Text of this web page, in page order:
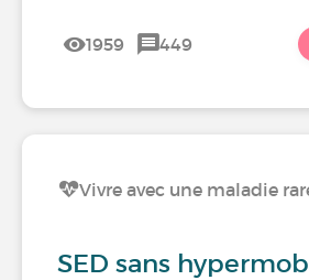
1959 449
Vivre avec une maladie
SED sans